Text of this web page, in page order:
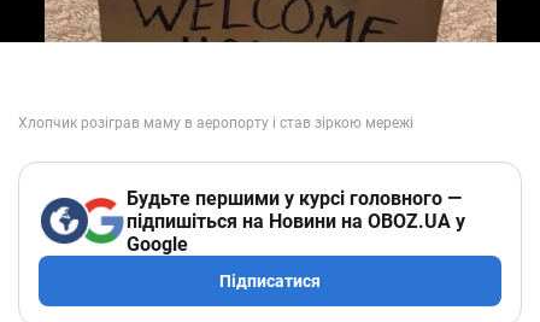
Будьте першими у курсі головного —
підпишіться на Новини на OBOZ.UA у
Google
Підписатися